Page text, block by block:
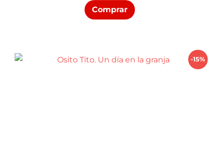
original
era:
Comprar
-15%